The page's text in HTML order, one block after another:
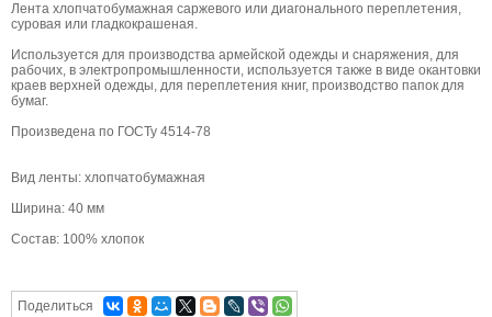
Лента хлопчатобумажная саржевого или диагонального переплетения,
суровая или гладкокрашеная.
Используется для производства армейской одежды и снаряжения, для
рабочих, в электропромышленности, используется также в виде окантовки
краев верхней одежды, для переплетения книг, производство папок для
бумаг.
Произведена по ГОСТу 4514-78
Вид ленты: хлопчатобумажная
Ширина: 40 мм
Состав: 100% хлопок
Поделиться